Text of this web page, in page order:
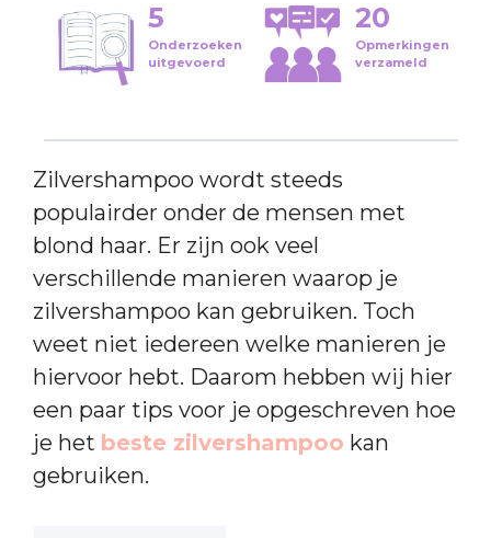
5
Onderzoeken
uitgevoerd
20
Opmerkingen
verzameld
Zilvershampoo wordt steeds
populairder onder de mensen met
blond haar. Er zijn ook veel
verschillende manieren waarop je
zilvershampoo kan gebruiken. Toch
weet niet iedereen welke manieren je
hiervoor hebt. Daarom hebben wij hier
een paar tips voor je opgeschreven hoe
je het beste zilvershampoo kan
gebruiken.